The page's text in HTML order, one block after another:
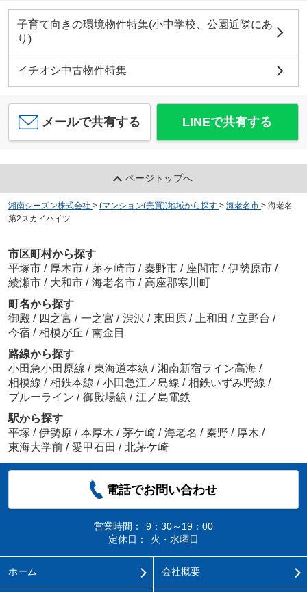
子育て向きの環境物件特集(小中学校、公園近隣にあ
り)
イチオシ中古物件特集
メールで共有する LINEで共有する
ページトップへ
湘南シーズン株式会社 > (マンション(売買))地域から探す > 海老名市 > 海老名
第2スカイハイツ
市区町村から探す
平塚市 / 厚木市 / 茅ヶ崎市 / 秦野市 / 座間市 / 伊勢原市 /
綾瀬市 / 大和市 / 海老名市 / 高座郡寒川町
町名から探す
御殿 / 四之宮 / 一之宮 / 渋沢 / 東田原 / 上和田 / 立野台 /
今宿 / 相模が丘 / 南金目
路線から探す
小田急小田原線 / 東海道本線 / 湘南新宿ライン高海 /
相模線 / 相鉄本線 / 小田急江ノ島線 / 相鉄いずみ野線 /
ブルーライン / 御殿場線 / 江ノ島電鉄
駅から探す
平塚 / 伊勢原 / 本厚木 / 茅ケ崎 / 海老名 / 秦野 / 厚木 /
東海大学前 / 愛甲石田 / 北茅ケ崎
電話でお問い合わせ
営業時間：
9：30～19：00
定休日：
火・水曜日
ホーム 会社概要